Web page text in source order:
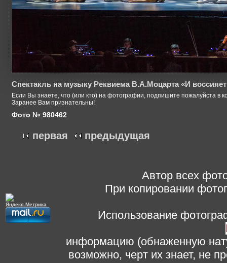
Спектакль на музыку Реквиема В.А.Моцарта «И
Если Вы знаете, что (или кто) на фотографии, подпишите пожалуйста в
Заранее Вам признательны!
Фото № 980462
первая предыдущая
Автор всех
При копировании
Использование
информацию (обнаженную
возможно, черт их знает, не